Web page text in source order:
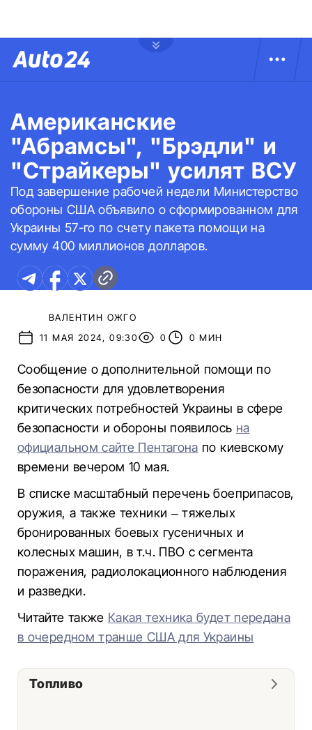
Американские
"Абрамсы", "Брэдли" и
"Страйкеры" усилят ВСУ
Под завершение рабочей недели Министерство
обороны США объявило о сформированном для
Украины 57-го по счету пакета помощи на
сумму 400 миллионов долларов.
ВАЛЕНТИН ОЖГО
11 МАЯ 2024, 09:30
0 0 МИН
Сообщение о дополнительной помощи по
безопасности для удовлетворения
критических потребностей Украины в сфере
безопасности и обороны появилось на
официальном сайте Пентагона по киевскому
времени вечером 10 мая.
В списке масштабный перечень боеприпасов,
оружия, а также техники – тяжелых
бронированных боевых гусеничных и
колесных машин, в т.ч. ПВО с сегмента
поражения, радиолокационного наблюдения
и разведки.
Читайте также Какая техника будет передана
в очередном транше США для Украины
Топливо